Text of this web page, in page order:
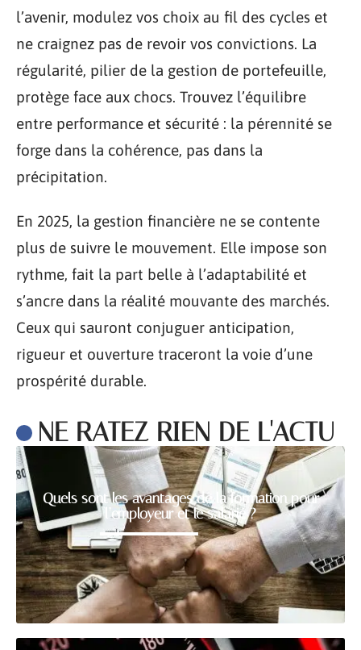
l’avenir, modulez vos choix au fil des cycles et
ne craignez pas de revoir vos convictions. La
régularité, pilier de la gestion de portefeuille,
protège face aux chocs. Trouvez l’équilibre
entre performance et sécurité : la pérennité se
forge dans la cohérence, pas dans la
précipitation.
En 2025, la gestion financière ne se contente
plus de suivre le mouvement. Elle impose son
rythme, fait la part belle à l’adaptabilité et
s’ancre dans la réalité mouvante des marchés.
Ceux qui sauront conjuguer anticipation,
rigueur et ouverture traceront la voie d’une
prospérité durable.
NE RATEZ RIEN DE L'ACTU
Quels sont les avantages de la formation pour
l’employeur et le salarié ?